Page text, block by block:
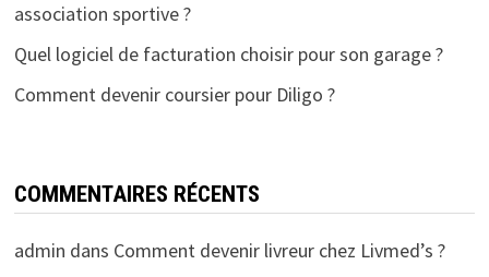
association sportive ?
Quel logiciel de facturation choisir pour son garage ?
Comment devenir coursier pour Diligo ?
COMMENTAIRES RÉCENTS
admin dans Comment devenir livreur chez Livmed’s ?